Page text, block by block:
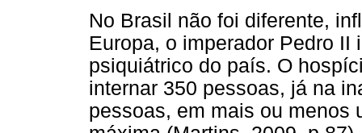
No Brasil não foi diferente,
Europa, o imperador Pedro
psiquiátrico do país. O
internar 350 pessoas, já na
pessoas, em mais ou menos